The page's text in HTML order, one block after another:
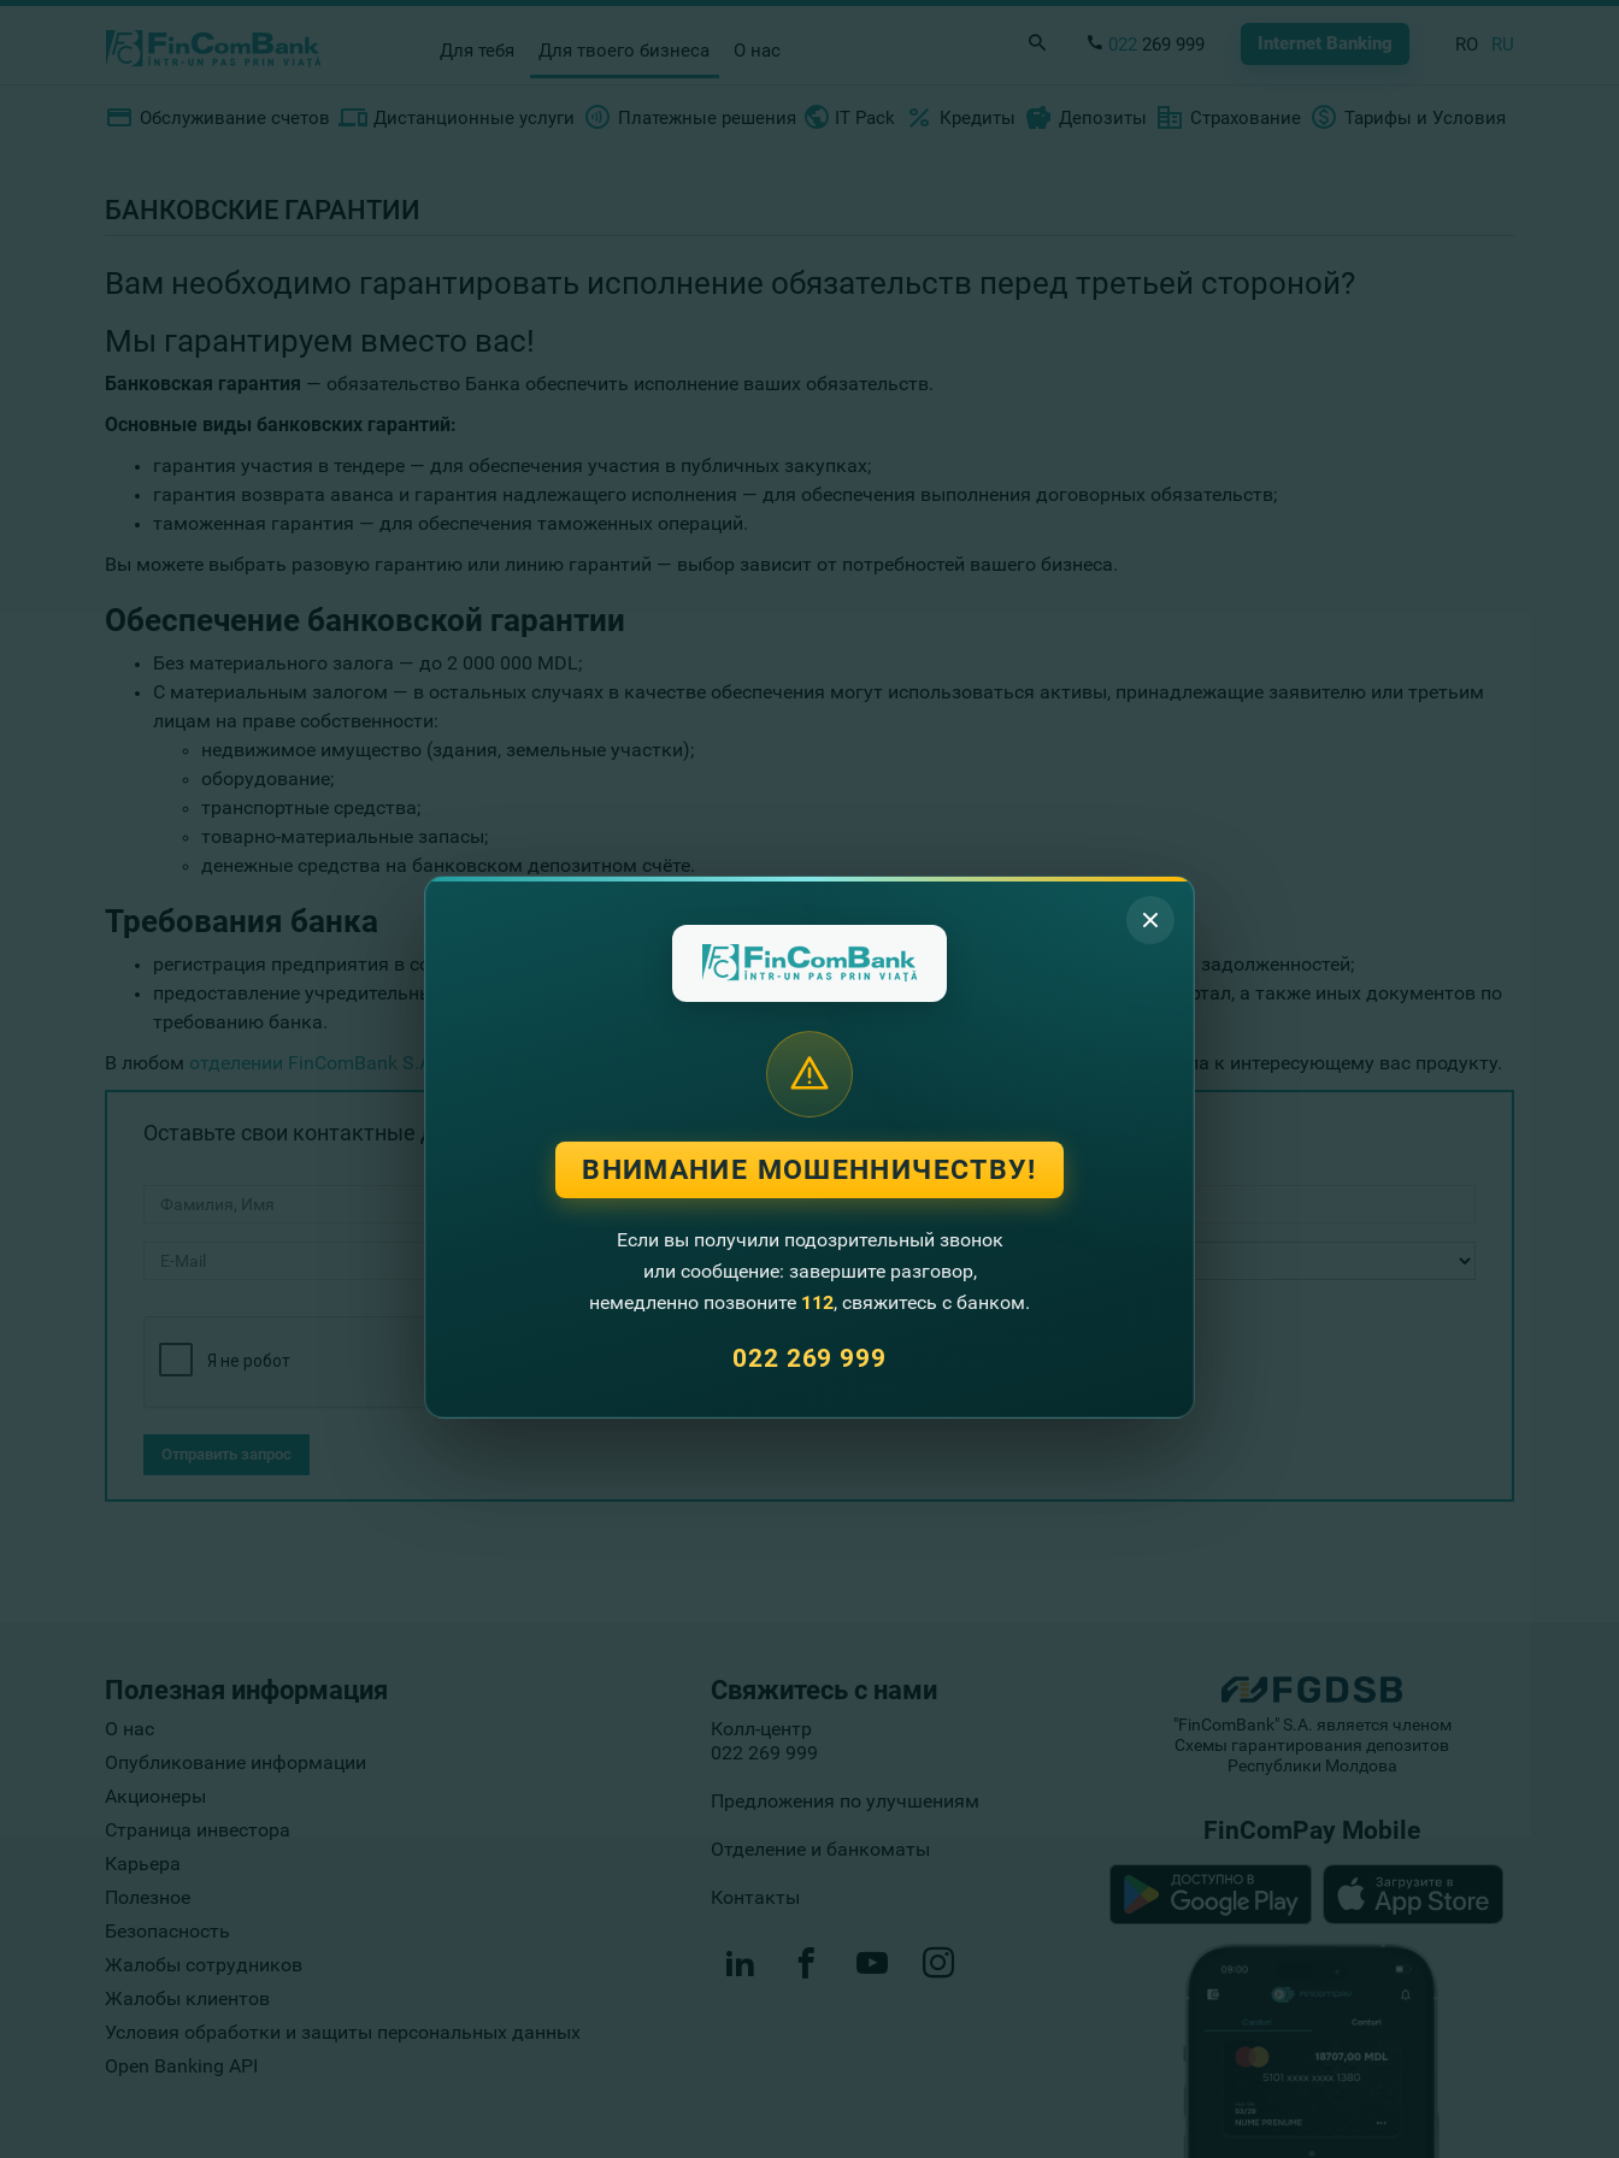
Для тебя Для твоего бизнеса О нас 022 269 999 Internet Banking RO RU
Обслуживание счетов Дистанционные услуги Платежные решения IT Pack Кредиты Депозиты Страхование Тарифы и Условия
БАНКОВСКИЕ ГАРАНТИИ
Вам необходимо гарантировать исполнение обязательств перед третьей стороной?
Мы гарантируем вместо вас!
Банковская гарантия — обязательство Банка обеспечить исполнение ваших обязательств.
Основные виды банковских гарантий:
гарантия участия в тендере — для обеспечения участия в публичных закупках;
гарантия возврата аванса и гарантия надлежащего исполнения — для обеспечения выполнения договорных обязательств;
таможенная гарантия — для обеспечения таможенных операций.
Вы можете выбрать разовую гарантию или линию гарантий — выбор зависит от потребностей вашего бизнеса.
Обеспечение банковской гарантии
Без материального залога — до 2 000 000 MDL;
С материальным залогом — в остальных случаях в качестве обеспечения могут использоваться активы, принадлежащие заявителю или третьим
лицам на праве собственности:
недвижимое имущество (здания, земельные участки);
оборудование;
транспортные средства;
товарно-материальные запасы;
денежные средства на банковском депозитном счёте.
Требования банка
регистрация предприятия в соответствии с действующим законодательством, отсутствие блокировок по счетам и задолженностей;
предоставление учредительных документов, годовой финансовой отчётности и/или отчётности за последний квартал, а также иных документов по
требованию банка.
В любом отделении FinComBank S.A. наша команда предоставит полную информацию о функционале и порядке доступа к интересующему вас продукту.
Оставьте свои контактные данные и мы Вам перезвоним!
+373
Отправить запрос
Полезная информация
О нас
Опубликование информации
Акционеры
Страница инвестора
Карьера
Полезное
Безопасность
Жалобы сотрудников
Жалобы клиентов
Условия обработки и защиты персональных данных
Open Banking API
Свяжитесь с нами
Колл-центр
022 269 999
Предложения по улучшениям
Отделение и банкоматы
Контакты
"FinComBank" S.A. является членом
Схемы гарантирования депозитов
Республики Молдова
FinComPay Mobile
ВНИМАНИЕ МОШЕННИЧЕСТВУ!
Если вы получили подозрительный звонок
или сообщение: завершите разговор,
немедленно позвоните 112, свяжитесь с банком.
022 269 999